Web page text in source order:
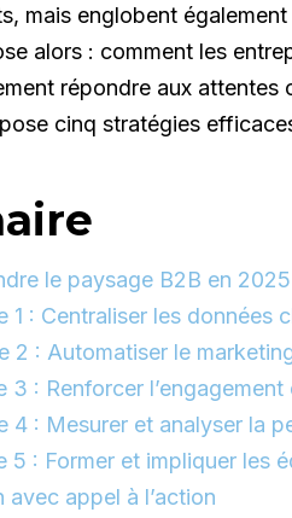
mais englobent
alors : comment les
répondre aux attentes
cinq stratégies
le paysage B2B en 2025
1 : Centraliser les données
2 : Automatiser le
3 : Renforcer l’engagement
4 : Mesurer et analyser la
5 : Former et impliquer les
avec appel à l’action